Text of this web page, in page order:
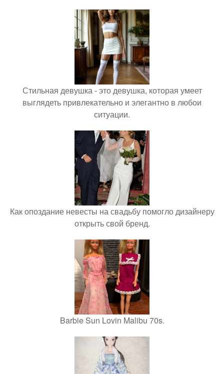
Стильная девушка - это девушка, которая умеет
выглядеть привлекательно и элегантно в любои
ситуации.
Как опоздание невесты на свадьбу помогло дизайнеру
открыть свой бренд.
Barbie Sun Lovin Malibu 70s.